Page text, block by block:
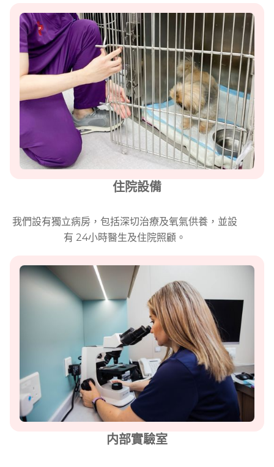
住院設備
我們設有獨立病房，包括深切治療及氧氣供養，並設
有 24小時醫生及住院照顧。
内部實驗室